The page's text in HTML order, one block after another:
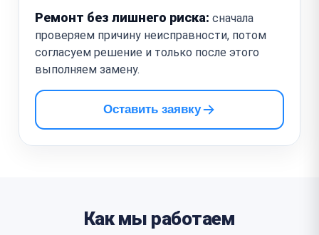
Ремонт без лишнего риска: сначала
проверяем причину неисправности, потом
согласуем решение и только после этого
выполняем замену.
Оставить заявку
Как мы работаем